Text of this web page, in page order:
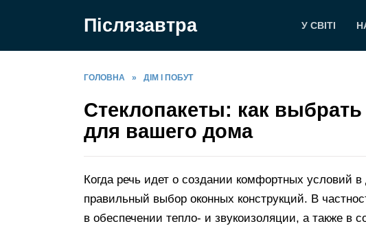
Післязавтра У СВІТІ
ГОЛОВНА » ДІМ І ПОБУТ
Стеклопакеты: как
для вашего дома
Когда речь идет о создании комфортных условий
правильный выбор оконных конструкций. В
в обеспечении тепло- и звукоизоляции, а также